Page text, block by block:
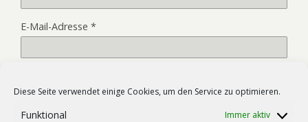
Diese Seite verwendet einige Cookies, um den Service zu optimieren.
Funktional Immer aktiv
E-Mail-Adresse *